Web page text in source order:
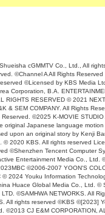
cGMMTV Co., Ltd., All
©Channel A All Rights
©Licensed by KBS Media
Corporation, B.A.
RIGHTS RESERVED © 2021
& SEM COMPANY. All Rights
Reserved. ©2025 K-MOVIE STUDIO
original Japanese language
upon an original story by Kenji
© 2020 KBS. All rights reserved
©Shenzhen Tencent Computer
Entertainment Media Co., Ltd.
©2006-2007 YOON'S
2024 Youku Information
Huace Global Media Co., Ltd. ©
©SAMHWA NETWORKS. All
All rights reserved ©KBS ©[2023]
©2013 CJ E&M CORPORATION,